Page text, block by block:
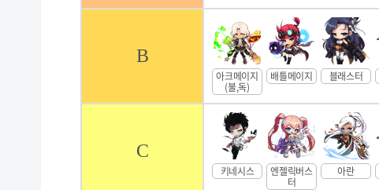
B
아크메이지
(불,독)
배틀메이지 블래스터
C
키네시스 엔젤릭버스
터
아란